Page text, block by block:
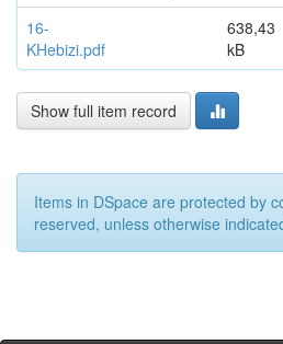
16-
KHebizi.pdf
638,43
kB
Show full item record
Items in DSpace are protected by
reserved, unless otherwise